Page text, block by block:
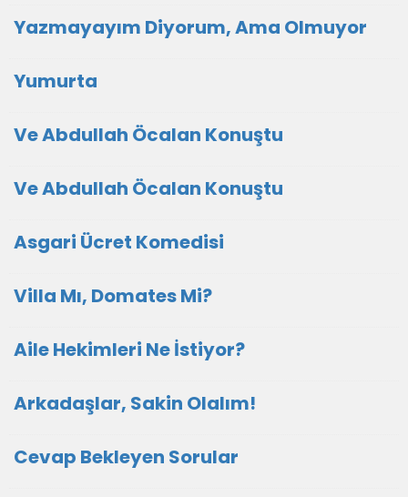
Yazmayayım Diyorum, Ama Olmuyor
Yumurta
Ve Abdullah Öcalan Konuştu
Ve Abdullah Öcalan Konuştu
Asgari Ücret Komedisi
Villa Mı, Domates Mi?
Aile Hekimleri Ne İstiyor?
Arkadaşlar, Sakin Olalım!
Cevap Bekleyen Sorular